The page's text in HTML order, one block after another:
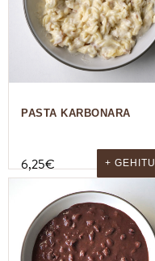
PASTA KARBONARA
6,25€ + GEHITU